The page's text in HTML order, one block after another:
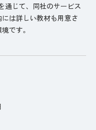
通じて、同社のサービス
は詳しい教材も用意さ
です。